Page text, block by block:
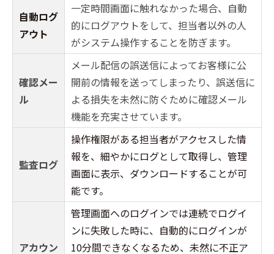
自動ログ
アウト
一定時間画面に触れなかった場合、自動
的にログアウトをして、担当者以外の人
がシステム操作することを防ぎます。
確認メー
ル
メール配信の誤送信によってお客様に公
開前の情報を送ってしまったり、誤送信に
よる損失を未然に防ぐために確認メール
機能を充実させています。
監査ログ
操作権限がある担当者がアクセスした情
報を、細やかにログとして取得し、管理
画面に表示、ダウンロードすることが可
能です。
アカウン
管理画面へのログインでは連続でログイ
ンに失敗した時に、自動的にログインが
10分間できなくなるため、未然に不正ア